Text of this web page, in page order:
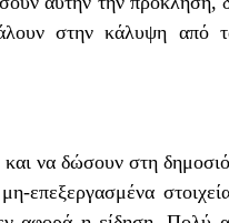
στην κάλυψη
να δώσουν στη
επεξεργασμένα